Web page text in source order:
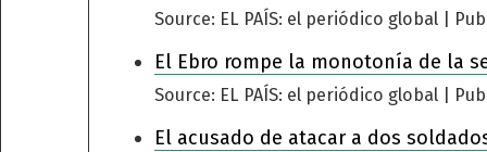
Source: EL PAÍS: el periódico global
El Ebro rompe la monotonía de la
Source: EL PAÍS: el periódico global
El acusado de atacar a dos